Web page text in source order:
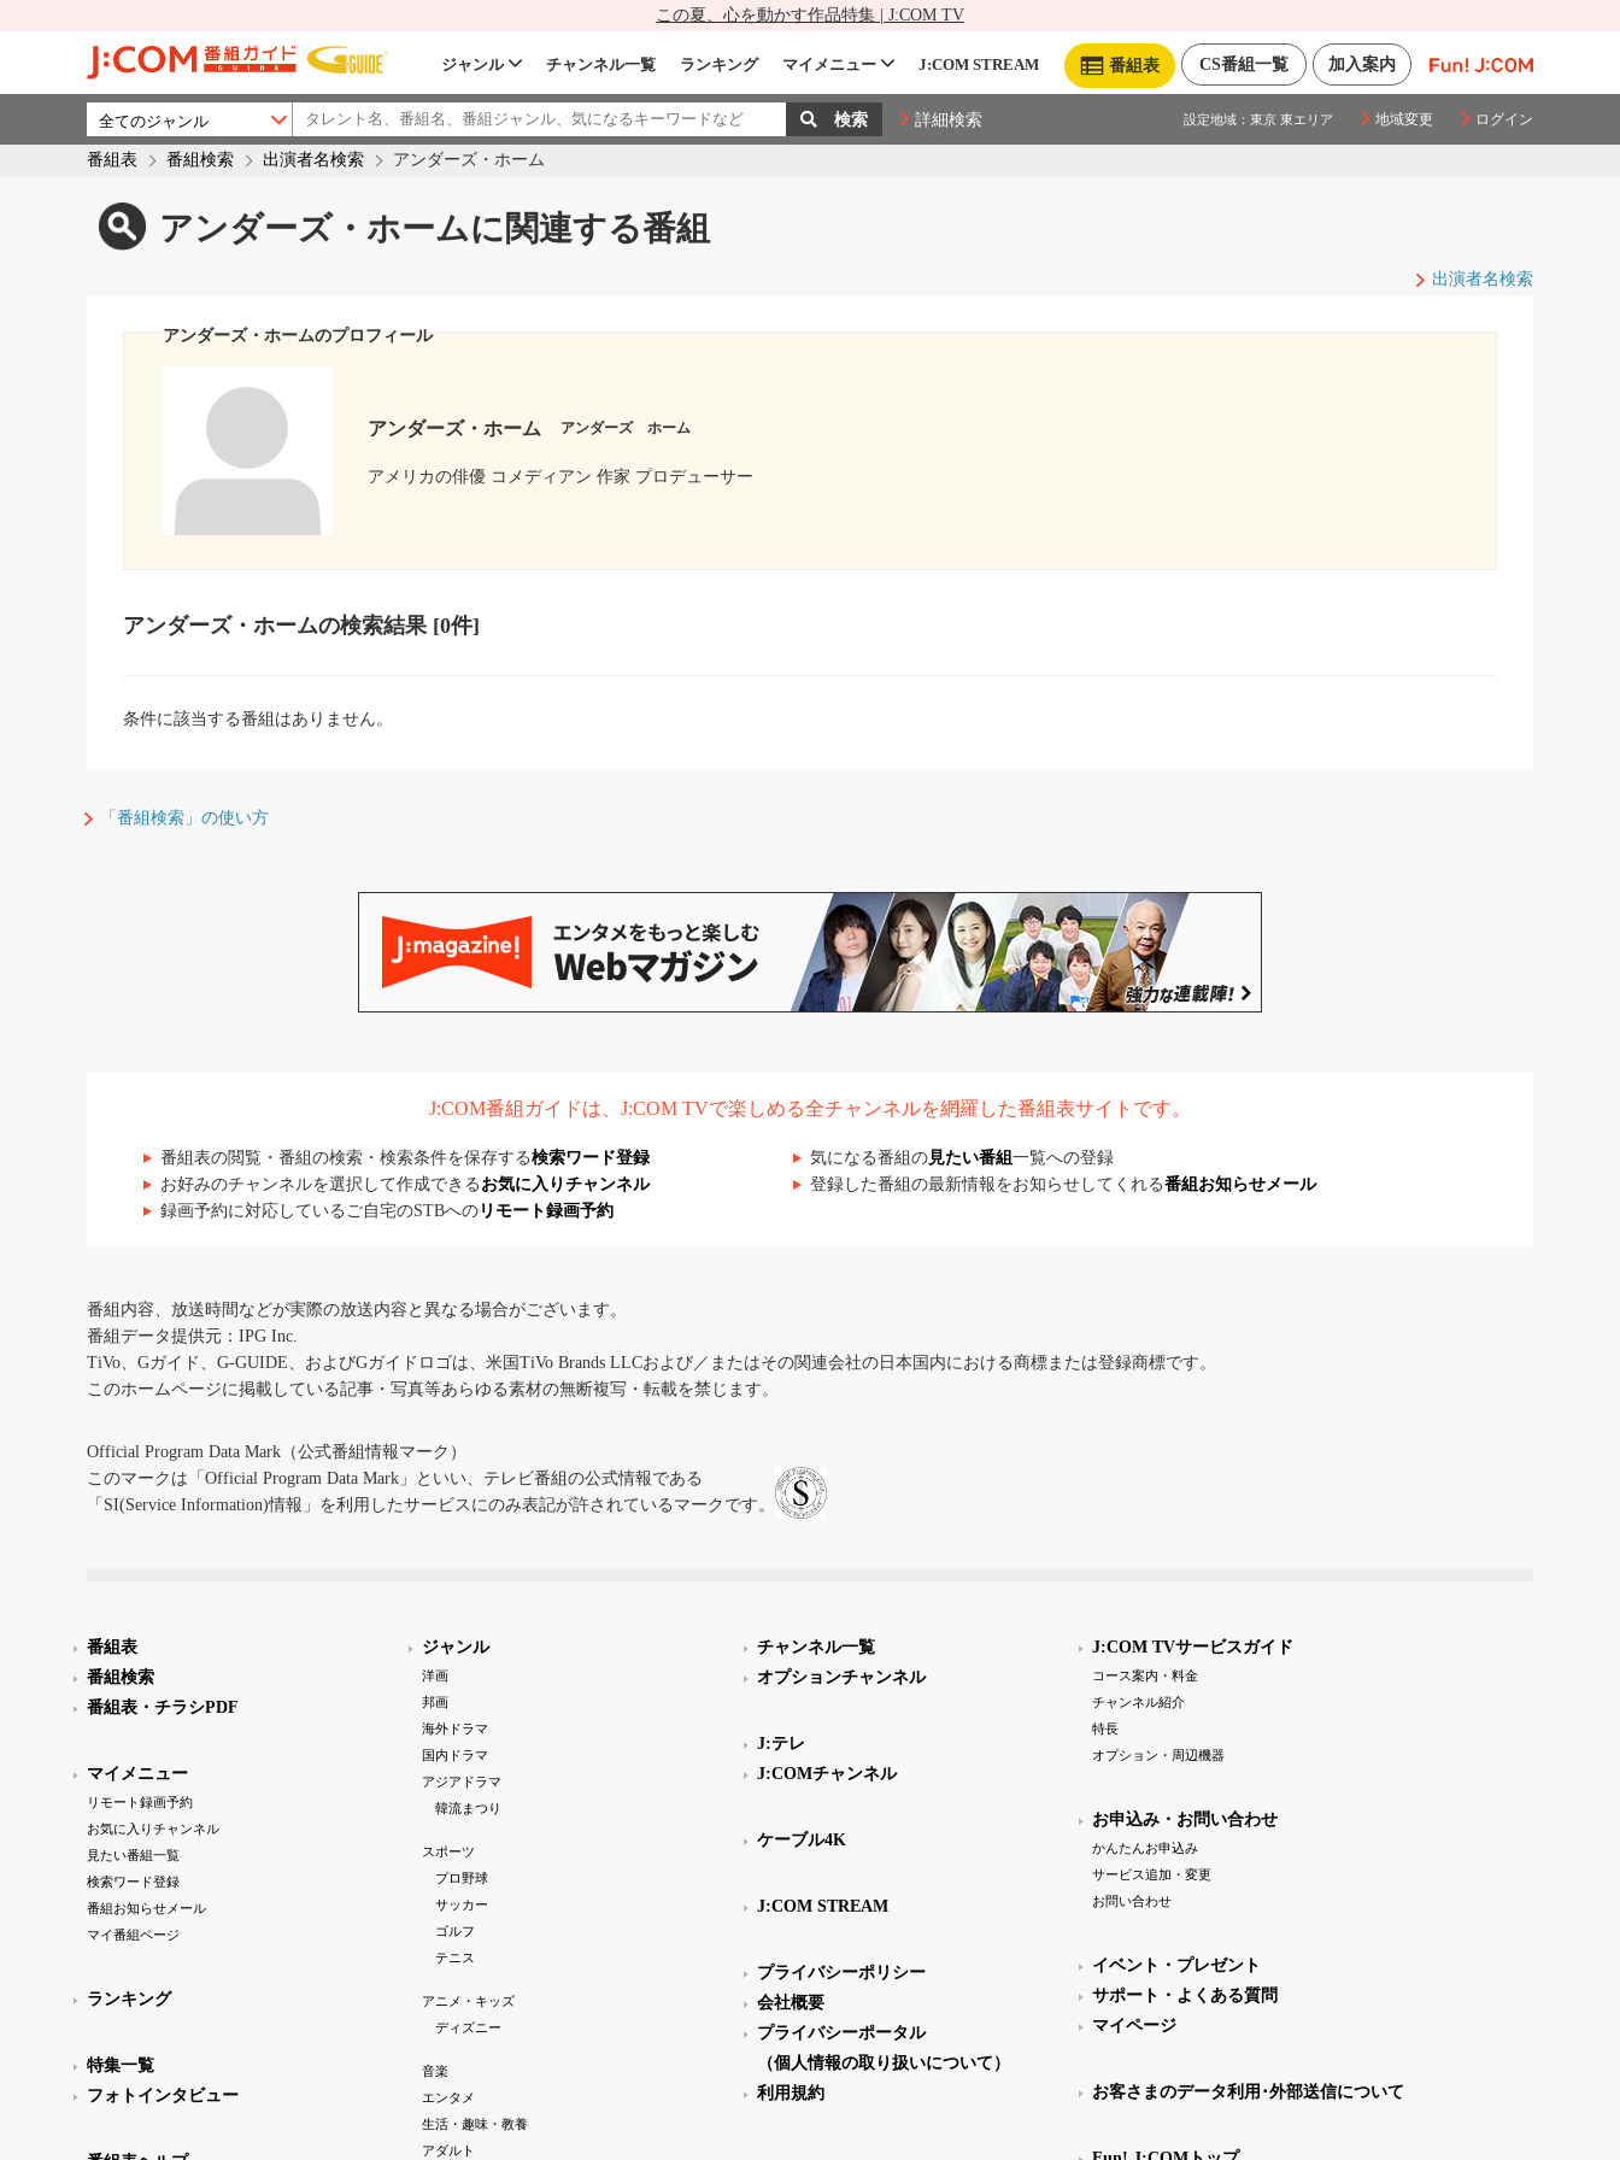
この夏、心を動かす作品特集 | J:COM TV
加入案内
CS番組一覧
番組表
ジャンル チャンネル一覧 ランキング マイメニュー J:COM STREAM
詳細検索 設定地域： 東京 東エリア 地域変更 ログイン
番組表 番組検索 出演者名検索 アンダーズ・ホーム
アンダーズ・ホームに関連する番組
出演者名検索
アンダーズ・ホームのプロフィール
アンダーズ・ホーム アンダーズ ホーム
アメリカの俳優 コメディアン 作家 プロデューサー
アンダーズ・ホームの検索結果[0件]
条件に該当する番組はありません。
「番組検索」の使い方
J:COM番組ガイドは、J:COM TVで楽しめる全チャンネルを網羅した番組表サイトです。
番組表の閲覧・番組の検索・検索条件を保存する検索ワード登録 気になる番組の見たい番組 一覧への登録
お好みのチャンネルを選択して作成できる お気に入りチャンネル 登録した番組の最新情報をお知らせしてくれる番組お知らせメール
録画予約に対応しているご自宅のSTBへの リモート録画予約
番組内容、放送時間などが実際の放送内容と異なる場合がございます。
番組データ提供元：IPG Inc.
TiVo、Gガイド、G-GUIDE、およびGガイドロゴは、米国TiVo Brands LLCおよび／またはその関連会社の日本国内における商標または登録商標です。
このホームページに掲載している記事・写真等あらゆる素材の無断複写・転載を禁じます。
Official Program Data Mark（公式番組情報マーク）
このマークは「Official Program Data Mark」といい、テレビ番組の公式情報である
「SI(Service Information)情報」を利用したサービスにのみ表記が許されているマークです。
番組表
番組検索
番組表・チラシPDF
マイメニュー
リモート録画予約
お気に入りチャンネル
見たい番組一覧
検索ワード登録
番組お知らせメール
マイ番組ページ
ランキング
特集一覧
フォトインタビュー
ジャンル
洋画
邦画
海外ドラマ
国内ドラマ
アジアドラマ
韓流まつり
スポーツ
プロ野球
サッカー
ゴルフ
テニス
アニメ・キッズ
ディズニー
音楽
エンタメ
生活・趣味・教養
アダルト
チャンネル一覧
オプションチャンネル
J:テレ
J:COMチャンネル
ケーブル4K
J:COM STREAM
プライバシーポリシー
会社概要
プライバシーポータル
（個人情報の取り扱いについて）
利用規約
J:COM TVサービスガイド
コース案内・料金
チャンネル紹介
特長
オプション・周辺機器
お申込み・お問い合わせ
かんたんお申込み
サービス追加・変更
お問い合わせ
イベント・プレゼント
サポート・よくある質問
マイページ
お客さまのデータ利用･外部送信について